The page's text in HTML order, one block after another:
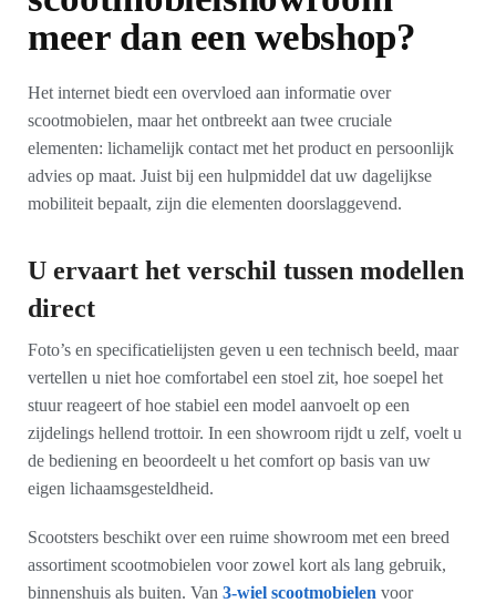
meer dan een webshop?
Het internet biedt een overvloed aan informatie over
scootmobielen, maar het ontbreekt aan twee cruciale
elementen: lichamelijk contact met het product en persoonlijk
advies op maat. Juist bij een hulpmiddel dat uw dagelijkse
mobiliteit bepaalt, zijn die elementen doorslaggevend.
U ervaart het verschil tussen modellen
direct
Foto’s en specificatielijsten geven u een technisch beeld, maar
vertellen u niet hoe comfortabel een stoel zit, hoe soepel het
stuur reageert of hoe stabiel een model aanvoelt op een
zijdelings hellend trottoir. In een showroom rijdt u zelf, voelt u
de bediening en beoordeelt u het comfort op basis van uw
eigen lichaamsgesteldheid.
Scootsters beschikt over een ruime showroom met een breed
assortiment scootmobielen voor zowel kort als lang gebruik,
binnenshuis als buiten. Van 3-wiel scootmobielen voor